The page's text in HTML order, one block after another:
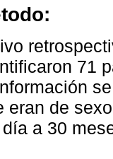
71
eran de
a 30